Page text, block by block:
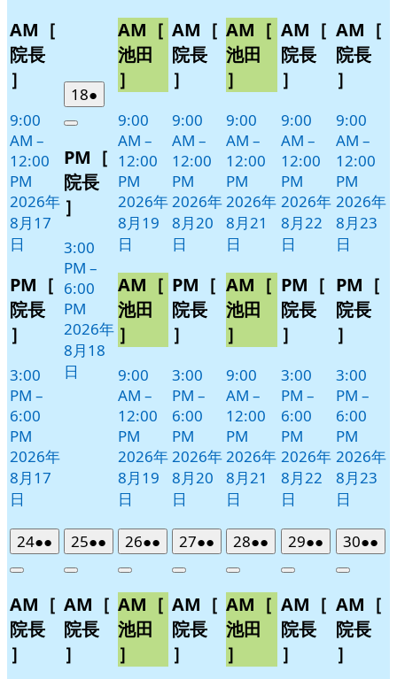
月
17
日
イ
Close
AM［
院長
］
9:00
AM –
12:00
PM
2026年
8月17
日
PM［
院長
］
3:00
PM –
6:00
PM
2026年
8月17
日
182026
年
月
18
日
●
件
イ
ベ
Close
PM［
院長
］
3:00
PM –
6:00
PM
2026年
8月18
日
月
19
日
イ
ベ
ト)
Close
AM［
池田
］
9:00
AM –
12:00
PM
2026年
8月19
日
AM［
池田
］
9:00
AM –
12:00
PM
2026年
8月19
日
月
20
日
イ
ベ
ト)
Close
AM［
院長
］
9:00
AM –
12:00
PM
2026年
8月20
日
PM［
院長
］
3:00
PM –
6:00
PM
2026年
8月20
日
月
21
日
イ
ベ
ト)
Close
AM［
池田
］
9:00
AM –
12:00
PM
2026年
8月21
日
AM［
池田
］
9:00
AM –
12:00
PM
2026年
8月21
日
月
22
日
イ
ベ
ト)
Close
AM［
院長
］
9:00
AM –
12:00
PM
2026年
8月22
日
PM［
院長
］
3:00
PM –
6:00
PM
2026年
8月22
日
月
23
日
イ
Close
AM［
院長
］
9:00
AM –
12:00
PM
2026年
8月23
日
PM［
院長
］
3:00
PM –
6:00
PM
2026年
8月23
日
242026
年
月
24
日
●●
件
イ
ベ
ト)
Close
AM［
院長
］
252026
年
月
25
日
●●
件
イ
ベ
ト)
Close
AM［
院長
］
262026
年
月
26
日
●●
件
イ
ベ
ト)
Close
AM［
池田
］
272026
年
月
27
日
●●
件
イ
ベ
ト)
Close
AM［
院長
］
282026
年
月
28
日
●●
件
イ
ベ
ト)
Close
AM［
池田
］
292026
年
月
29
日
●●
件
イ
ベ
ト)
Close
AM［
院長
］
302026
年
月
30
日
●●
件
イ
Close
AM［
院長
］